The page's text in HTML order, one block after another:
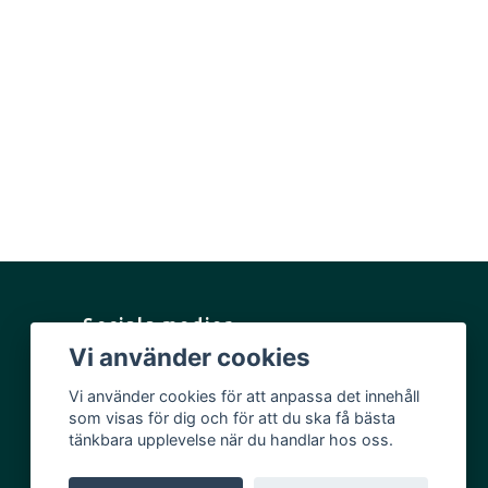
Sociala medier
Facebook
Instagram
YouTube
Vi använder cookies
Vi använder cookies för att anpassa det innehåll
som visas för dig och för att du ska få bästa
tänkbara upplevelse när du handlar hos oss.